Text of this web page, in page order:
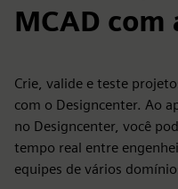
MCAD com
Crie, valide e teste
com o Designcenter. Ao
no Designcenter, você
tempo real entre
equipes de vários